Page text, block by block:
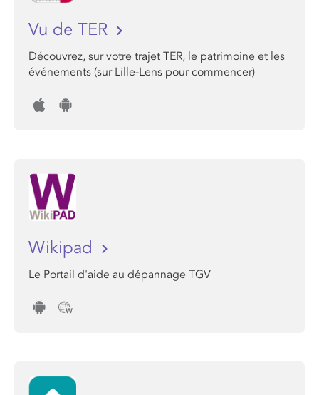
Vu de TER
Découvrez, sur votre trajet TER, le patrimoine et les
événements (sur Lille-Lens pour commencer)
Wikipad
Le Portail d'aide au dépannage TGV